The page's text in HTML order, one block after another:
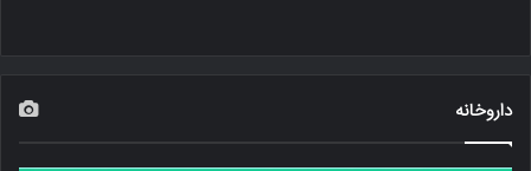
داروخانه